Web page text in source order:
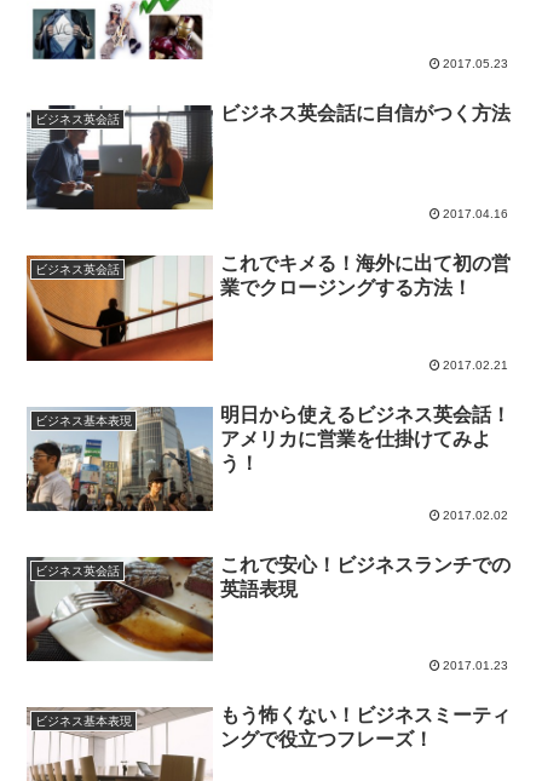
2017.05.23
ビジネス英会話 ビジネス英会話に自信がつく方法
2017.04.16
ビジネス英会話
これでキメる！海外に出て初の営
業でクロージングする方法！
2017.02.21
ビジネス基本表現
明日から使えるビジネス英会話！
アメリカに営業を仕掛けてみよ
う！
2017.02.02
ビジネス英会話
これで安心！ビジネスランチでの
英語表現
2017.01.23
ビジネス基本表現
もう怖くない！ビジネスミーティ
ングで役立つフレーズ！